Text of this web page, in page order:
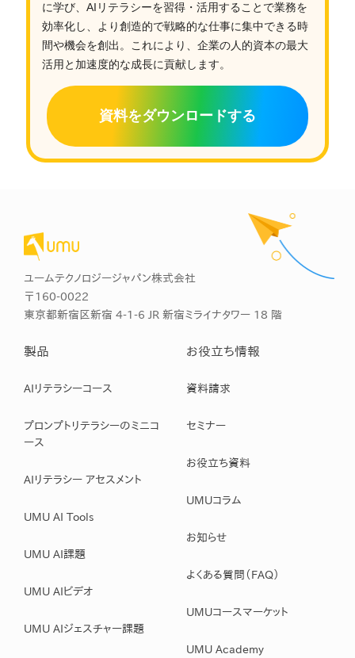
に学び、AIリテラシーを習得・活用することで業務を
効率化し、より創造的で戦略的な仕事に集中できる時
間や機会を創出。これにより、企業の人的資本の最大
活用と加速度的な成長に貢献します。
資料をダウンロードする
ユームテクノロジージャパン株式会社
〒160-0022
東京都新宿区新宿 4-1-6 JR 新宿ミライナタワー 18 階
製品
AIリテラシーコース
プロンプトリテラシーのミニコ
ース
AIリテラシー アセスメント
UMU AI Tools
UMU AI課題
UMU AIビデオ
UMU AIジェスチャー課題
お役立ち情報
資料請求
セミナー
お役立ち資料
UMUコラム
お知らせ
よくある質問（FAQ）
UMUコースマーケット
UMU Academy